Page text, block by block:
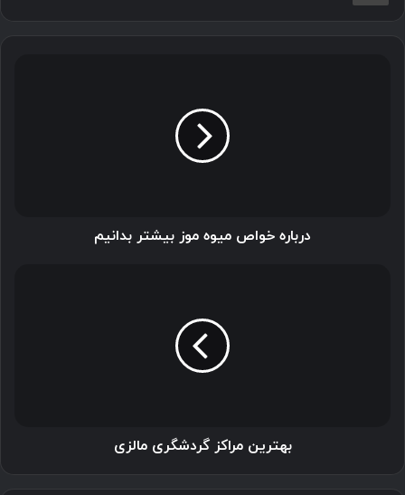
درباره خواص میوه موز بیشتر بدانیم
بهترین مراکز گردشگری مالزی